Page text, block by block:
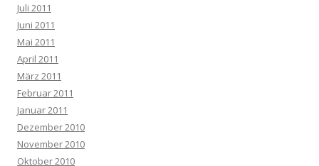
Juli 2011
Juni 2011
Mai 2011
April 2011
März 2011
Februar 2011
Januar 2011
Dezember 2010
November 2010
Oktober 2010